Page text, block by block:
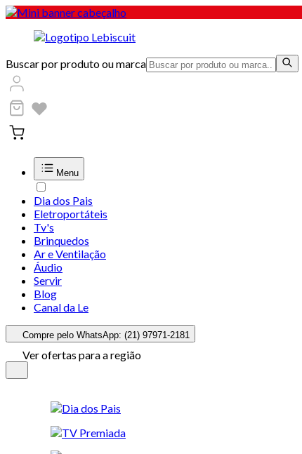
Buscar por produto ou marca
Menu
Dia dos Pais
Eletroportáteis
Tv's
Brinquedos
Ar e Ventilação
Áudio
Servir
Blog
Canal da Le
Compre pelo WhatsApp: (21) 97971-2181
Ver ofertas para a região